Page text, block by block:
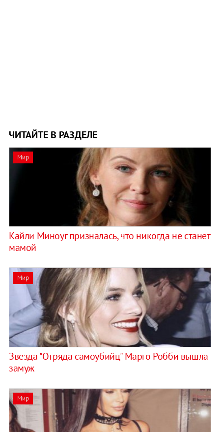
ЧИТАЙТЕ В РАЗДЕЛЕ
Мир
Кайли Миноуг призналась, что никогда не станет
мамой
Мир
Звезда "Отряда самоубийц" Марго Робби вышла
замуж
Мир